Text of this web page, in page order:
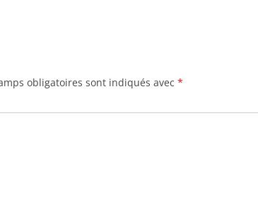
obligatoires sont indiqués avec *